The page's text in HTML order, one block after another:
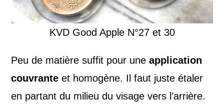
KVD Good Apple N°27 et 30
Peu de matière suffit pour uneapplication
couvrante et homogène. Il faut juste étaler
en partant du milieu du visage vers l’arrière.